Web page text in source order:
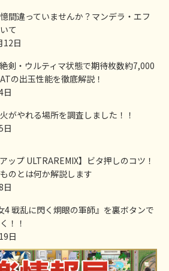
間違っていませんか？マンデラ・エフ
て
12日
剣・ウルティマ状態で期待枚数約7,000
の出玉性能を徹底解説！
日
がやれる場所を調査しました！！
日
アップ ULTRAREMIX】ビタ押しのコツ！
のとは何か解説します
日
4 戦乱に閃く炯眼の軍師』を裏ボタンで
！！
日